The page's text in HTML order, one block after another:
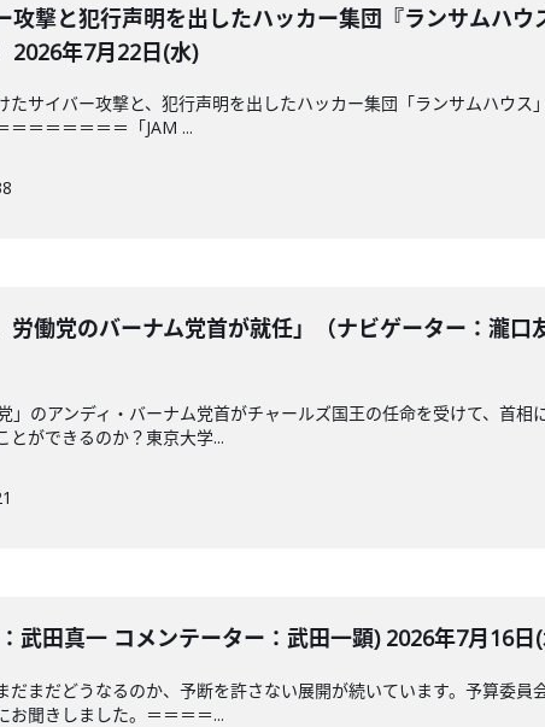
攻撃と犯行声明を出したハッカー集団『ランサムハ
2026年7月22日(水)
たサイバー攻撃と、犯行声明を出したハッカー集団「ランサムハウ
＝＝＝＝＝＝「JAM ...
労働党のバーナム党首が就任」（ナビゲーター：瀧
」のアンディ・バーナム党首がチャールズ国王の任命を受けて、首
ができるのか？東京大学...
武田真一 コメンテーター：武田一顕) 2026年7月16日
だまだどうなるのか、予断を許さない展開が続いています。予算委
お聞きしました。＝＝＝＝...